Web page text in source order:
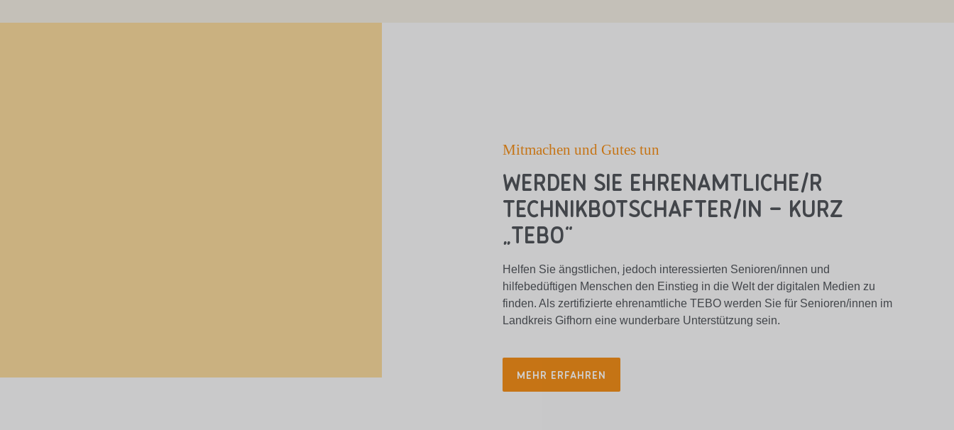
Mitmachen und Gutes tun
Werden Sie ehrenamtliche/r
Technikbotschafter/in – kurz
„TEBO“
Helfen Sie ängstlichen, jedoch interessierten Senioren/innen und
hilfebedüftigen Menschen den Einstieg in die Welt der digitalen Medien zu
finden. Als zertifizierte ehrenamtliche TEBO werden Sie für Senioren/innen im
Landkreis Gifhorn eine wunderbare Unterstützung sein.
MEHR ERFAHREN